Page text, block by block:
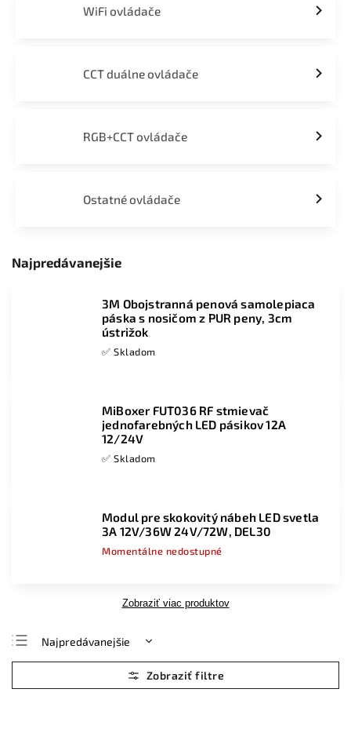
WiFi ovládače
CCT duálne ovládače
RGB+CCT ovládače
Ostatné ovládače
Najpredávanejšie
3M Obojstranná penová samolepiaca
páska s nosičom z PUR peny, 3cm
ústrižok
✅ Skladom
MiBoxer FUT036 RF stmievač
jednofarebných LED pásikov 12A
12/24V
✅ Skladom
Modul pre skokovitý nábeh LED svetla
3A 12V/36W 24V/72W, DEL30
Momentálne nedostupné
Zobraziť viac produktov
Najpredávanejšie
Najlacnejšie
Najdrahšie